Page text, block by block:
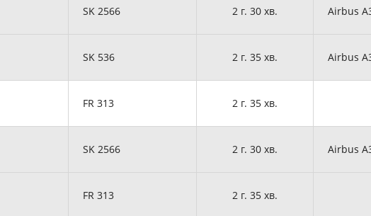
SK 2566 2 г. 30 хв. Airbus
SK 536 2 г. 35 хв. Airbus
FR 313 2 г. 35 хв.
SK 2566 2 г. 30 хв. Airbus
FR 313 2 г. 35 хв.